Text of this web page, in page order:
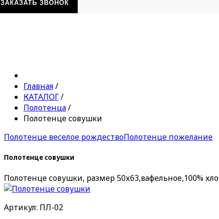
ЗАКАЗАТЬ ЗВОНОК
Главная/
КАТАЛОГ/
Полотенца/
Полотенце совушки
Полотенце веселое рождествоПолотенце пожелание
Полотенце совушки
Полотенце совушки, размер 50х63,вафельное,100%
Артикул: ПЛ-02